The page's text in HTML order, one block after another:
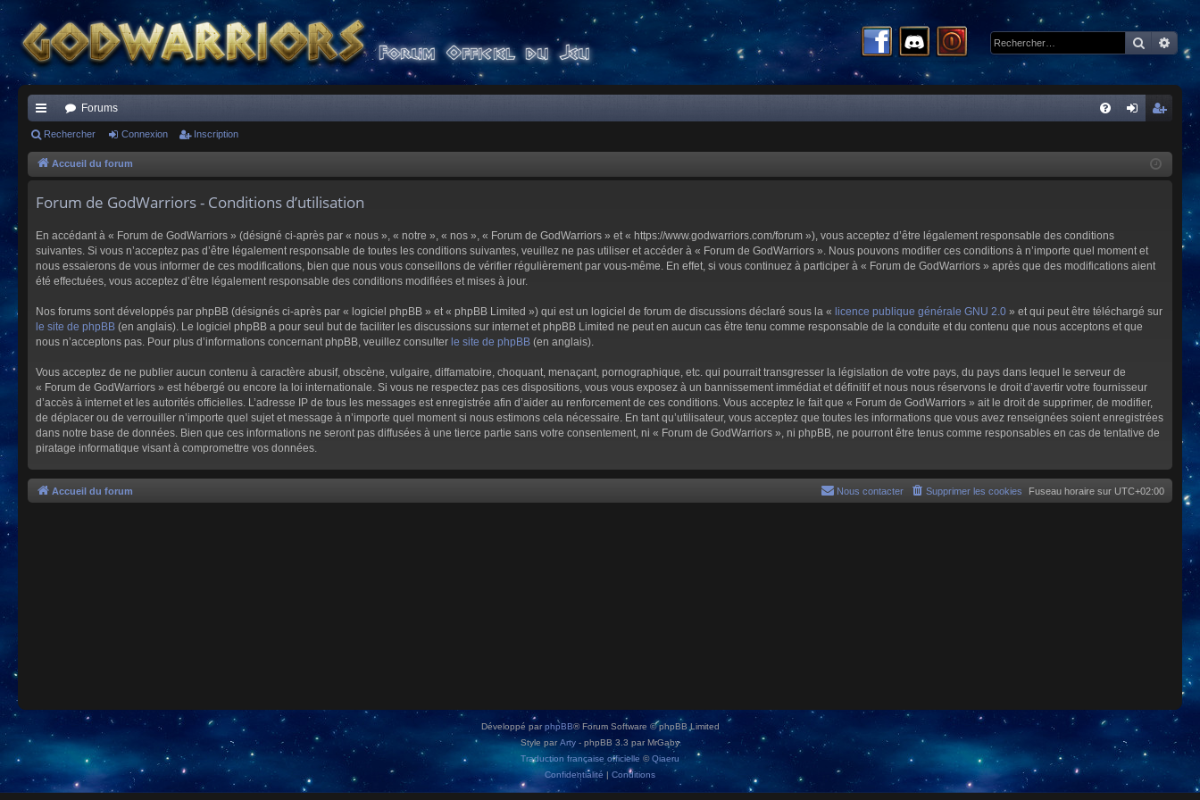
ac
co
s
Forums
cri
Rechercher Connexion Inscription
Accueil du forum
Forum de GodWarriors - Conditions d’utilisation
En accédant à « Forum de GodWarriors » (désigné ci-après par « nous », « notre », « nos », « Forum de GodWarriors » et « https://www.godwarriors.com/forum »), vous acceptez d’être légalement responsable des conditions
suivantes. Si vous n’acceptez pas d’être légalement responsable de toutes les conditions suivantes, veuillez ne pas utiliser et accéder à « Forum de GodWarriors ». Nous pouvons modifier ces conditions à n’importe quel moment et
nous essaierons de vous informer de ces modifications, bien que nous vous conseillons de vérifier régulièrement par vous-même. En effet, si vous continuez à participer à « Forum de GodWarriors » après que des modifications aient
été effectuées, vous acceptez d’être légalement responsable des conditions modifiées et mises à jour.
Nos forums sont développés par phpBB (désignés ci-après par « logiciel phpBB » et « phpBB Limited ») qui est un logiciel de forum de discussions déclaré sous la « licence publique générale GNU 2.0 » et qui peut être téléchargé sur
le site de phpBB (en anglais). Le logiciel phpBB a pour seul but de faciliter les discussions sur internet et phpBB Limited ne peut en aucun cas être tenu comme responsable de la conduite et du contenu que nous acceptons et que
nous n’acceptons pas. Pour plus d’informations concernant phpBB, veuillez consulter le site de phpBB (en anglais).
Vous acceptez de ne publier aucun contenu à caractère abusif, obscène, vulgaire, diffamatoire, choquant, menaçant, pornographique, etc. qui pourrait transgresser la législation de votre pays, du pays dans lequel le serveur de
« Forum de GodWarriors » est hébergé ou encore la loi internationale. Si vous ne respectez pas ces dispositions, vous vous exposez à un bannissement immédiat et définitif et nous nous réservons le droit d’avertir votre fournisseur
d’accès à internet et les autorités officielles. L’adresse IP de tous les messages est enregistrée afin d’aider au renforcement de ces conditions. Vous acceptez le fait que « Forum de GodWarriors » ait le droit de supprimer, de modifier,
de déplacer ou de verrouiller n’importe quel sujet et message à n’importe quel moment si nous estimons cela nécessaire. En tant qu’utilisateur, vous acceptez que toutes les informations que vous avez renseignées soient enregistrées
dans notre base de données. Bien que ces informations ne seront pas diffusées à une tierce partie sans votre consentement, ni « Forum de GodWarriors », ni phpBB, ne pourront être tenus comme responsables en cas de tentative de
piratage informatique visant à compromettre vos données.
Accueil du forum Fuseau horaire sur UTC+02:00
Supprimer les cookies
Nous contacter
Développé parphpBB® Forum Software © phpBB Limited
Style par Arty - phpBB 3.3 par MrGaby
Traduction française officielle ©Qiaeru
Confidentialité | Conditions